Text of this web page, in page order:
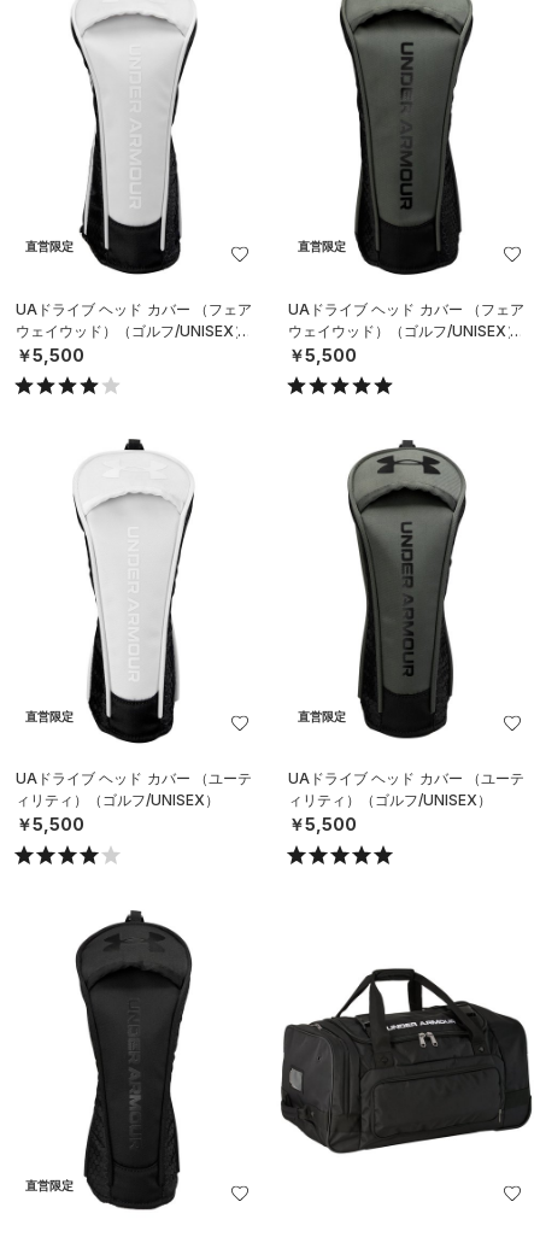
直営限定
UAドライブ ヘッド カバー （フェア
ウェイウッド）（ゴルフ/UNISEX）
￥5,500
直営限定
UAドライブ ヘッド カバー （フェア
ウェイウッド）（ゴルフ/UNISEX）
￥5,500
直営限定
UAドライブ ヘッド カバー （ユーテ
ィリティ）（ゴルフ/UNISEX）
￥5,500
直営限定
UAドライブ ヘッド カバー （ユーテ
ィリティ）（ゴルフ/UNISEX）
￥5,500
直営限定